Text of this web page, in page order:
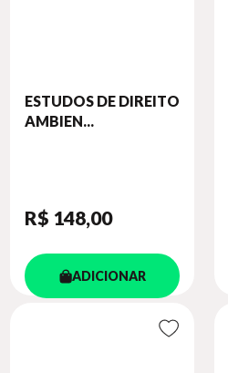
ESTUDOS DE DIREITO
AMBIEN...
R$ 148,00
ADICIONAR